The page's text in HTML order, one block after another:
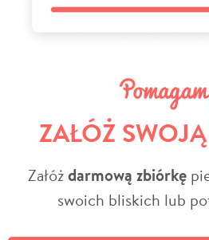
ZAŁÓŻ
Załóżdarmową zbiórkę
swoich bliskich lub